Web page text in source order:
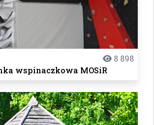
8 898
wspinaczkowa MOSiR